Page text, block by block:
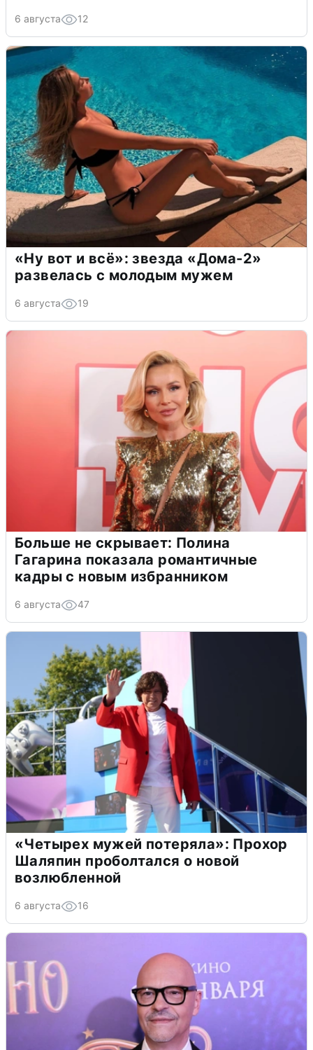
6 августа 12
«Ну вот и всё»: звезда «Дома-2»
развелась с молодым мужем
6 августа 19
Больше не скрывает: Полина
Гагарина показала романтичные
кадры с новым избранником
6 августа 47
«Четырех мужей потеряла»: Прохор
Шаляпин проболтался о новой
возлюбленной
6 августа 16